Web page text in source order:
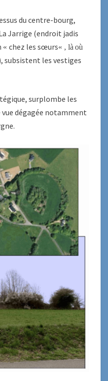
du centre-bourg,
Jarrige (endroit jadis
« chez les sœurs« , là où
subsistent les vestiges
surplombe les
dégagée notamment